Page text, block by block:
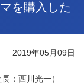
を購入した
2019年05月09日
：西川光一）